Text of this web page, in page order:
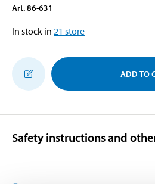
Art.86-631
In stock in 21 store
ADD TO
Safety instructions and